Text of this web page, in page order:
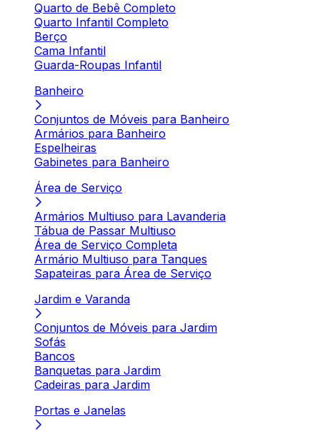
Quarto de Bebê Completo
Quarto Infantil Completo
Berço
Cama Infantil
Guarda-Roupas Infantil
Banheiro
Conjuntos de Móveis para Banheiro
Armários para Banheiro
Espelheiras
Gabinetes para Banheiro
Área de Serviço
Armários Multiuso para Lavanderia
Tábua de Passar Multiuso
Área de Serviço Completa
Armário Multiuso para Tanques
Sapateiras para Área de Serviço
Jardim e Varanda
Conjuntos de Móveis para Jardim
Sofás
Bancos
Banquetas para Jardim
Cadeiras para Jardim
Portas e Janelas